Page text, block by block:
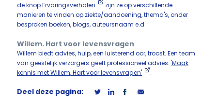
de knopErvaringsverhalen
zijn ze op verschillende
manieren te vinden op ziekte/aandoening, thema's, onder
besproken boeken, blogs, auteursnaam e.d.
Willem. Hart voor levensvragen
Willem biedt advies, hulp, een luisterend oor, troost. Een team
van geestelijk verzorgers geeft professioneel advies. 'Maak
kennis met Willem, Hart voor levensvragen'
.
Deel deze pagina: